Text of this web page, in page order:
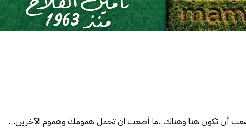
أن تكون هنا وهناك…ما أصعب ان تحمل همومك وهموم الآخرين…